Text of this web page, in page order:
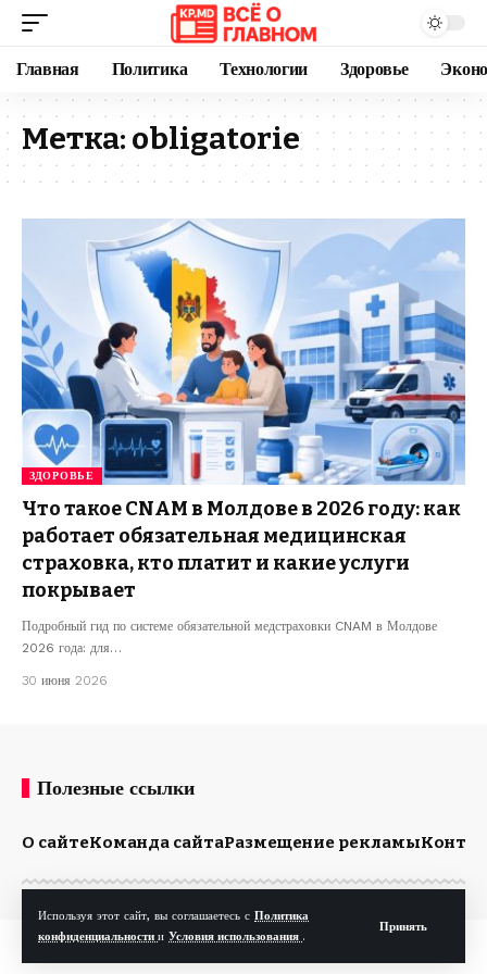
Используя этот сайт, вы соглашаетесь с Политика
конфиденциальности и Условия использования .
Принять
Главная Политика Технологии Здоровье
Метка: obligatorie
ЗДОРОВЬЕ
Что такое CNAM в Молдове в 2026 году: как
работает обязательная медицинская
страховка, кто платит и какие услуги
покрывает
Подробный гид по системе обязательной медстраховки CNAM в Молдове
2026 года: для…
30 июня 2026
Полезные ссылки
О сайтеКоманда сайтаРазмещение рекламы
© Kp.md. Все права защищены.